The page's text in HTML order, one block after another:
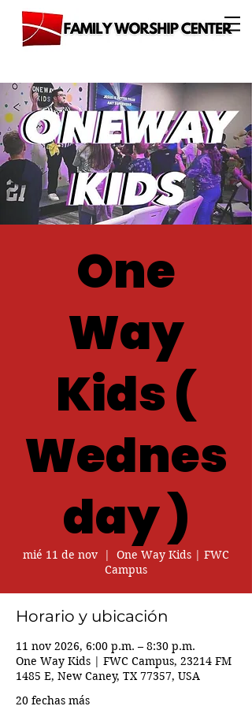
One
Way
Kids (
Wednes
day )
mié 11 de nov
  |
One Way Kids | FWC
Campus
Horario y ubicación
11 nov 2026, 6:00 p.m. – 8:30 p.m.
One Way Kids | FWC Campus, 23214 FM
1485 E, New Caney, TX 77357, USA
20 fechas más